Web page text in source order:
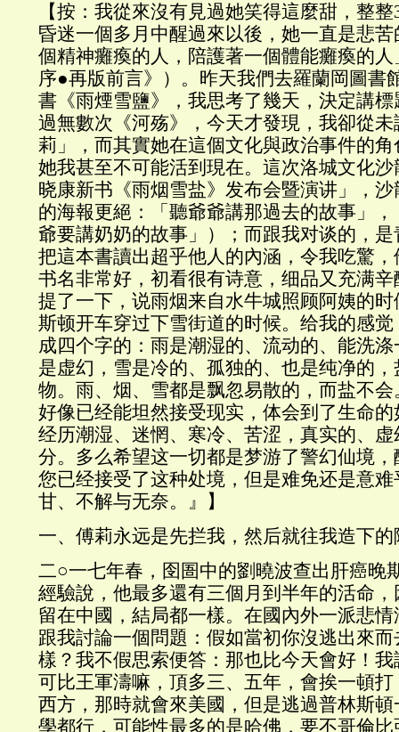
【按：我從來沒有見過她笑得這麼甜，整
昏迷一個多月中醒過來以後，她一直是悲
個精神癱瘓的人，陪護著一個體能癱瘓的
序●再版前言》）。昨天我們去羅蘭岡圖書
書《雨煙雪鹽》，我思考了幾天，決定講
過無數次《河殇》，今天才發現，我卻從
莉」，而其實她在這個文化與政治事件的
她我甚至不可能活到現在。這次洛城文化
晓康新书《雨烟雪盐》发布会暨演讲」，
的海報更絕：「聽爺爺講那過去的故事」
爺要講奶奶的故事」）；而跟我对谈的，
把這本書讀出超乎他人的內涵，令我吃驚
书名非常好，初看很有诗意，细品又充满
提了一下，说雨烟来自水牛城照顾阿姨的
斯顿开车穿过下雪街道的时候。给我的感
成四个字的：雨是潮湿的、流动的、能洗
是虚幻，雪是冷的、孤独的、也是纯净的
物。雨、烟、雪都是飘忽易散的，而盐不
好像已经能坦然接受现实，体会到了生命
经历潮湿、迷惘、寒冷、苦涩，真实的、
分。多么希望这一切都是梦游了警幻仙境
您已经接受了这种处境，但是难免还是意
甘、不解与无奈。』】
一、傅莉永远是先拦我，然后就往我造下
二○一七年春，囹圄中的劉曉波查出肝癌晚
經驗說，他最多還有三個月到半年的活命
留在中國，結局都一樣。在國內外一派悲
跟我討論一個問題：假如當初你沒逃出來
樣？我不假思索便答：那也比今天會好！
可比王軍濤嘛，頂多三、五年，會挨一頓
西方，那時就會來美國，但是逃過普林斯
學都行，可能性最多的是哈佛，要不哥倫